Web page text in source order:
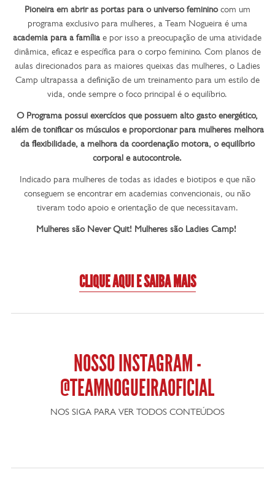
Pioneira em abrir as portas para o universo femininocom um
programa exclusivo para mulheres, a Team Nogueira é uma
academia para a família e por isso a preocupação de uma atividade
dinâmica, eficaz e específica para o corpo feminino. Com planos de
aulas direcionados para as maiores queixas das mulheres, o Ladies
Camp ultrapassa a definição de um treinamento para um estilo de
vida, onde sempre o foco principal é o equilíbrio.
O Programa possui exercícios que possuem alto gasto energético,
além de tonificar os músculos e proporcionar para mulheres melhora
da flexibilidade, a melhora da coordenação motora, o equilíbrio
corporal e autocontrole.
Indicado para mulheres de todas as idades e biotipos e que não
conseguem se encontrar em academias convencionais, ou não
tiveram todo apoio e orientação de que necessitavam.
Mulheres são Never Quit! Mulheres são Ladies Camp!
CLIQUE AQUI E SAIBA MAIS
NOSSO INSTAGRAM -
@TEAMNOGUEIRAOFICIAL
NOS SIGA PARA VER TODOS CONTEÚDOS